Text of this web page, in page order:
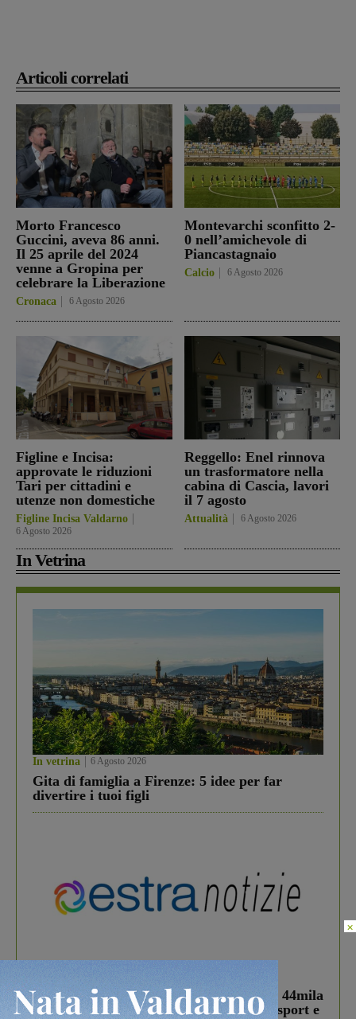
Articoli correlati
Morto Francesco
Guccini, aveva 86 anni.
Il 25 aprile del 2024
venne a Gropina per
celebrare la Liberazione
Cronaca 6 Agosto 2026
Montevarchi sconfitto 2-
0 nell’amichevole di
Piancastagnaio
Calcio 6 Agosto 2026
Figline e Incisa:
approvate le riduzioni
Tari per cittadini e
utenze non domestiche
Figline Incisa Valdarno
6 Agosto 2026
Reggello: Enel rinnova
un trasformatore nella
cabina di Cascia, lavori
il 7 agosto
Attualità 6 Agosto 2026
In Vetrina
In vetrina 6 Agosto 2026
Gita di famiglia a Firenze: 5 idee per far
divertire i tuoi figli
Estra Notizie agosto: Smart Cities, oltre 44mila
studenti coinvolti, torna il bando per lo sport e
×